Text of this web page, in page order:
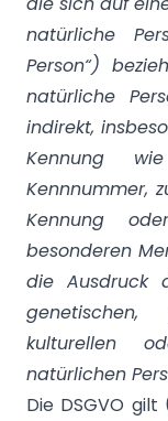
natürliche
Person“)
natürliche
indirekt,
Kennung
Kennnummer,
Kennung
besonderen
die Ausdruck
genetischen,
kulturellen
natürlichen
Die DSGVO